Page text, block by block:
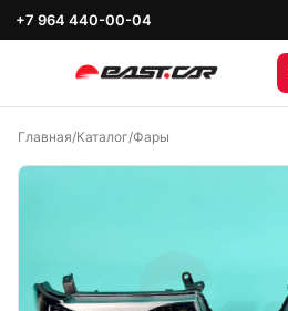
+7 964 440-00-04
Главная/Каталог/Фары